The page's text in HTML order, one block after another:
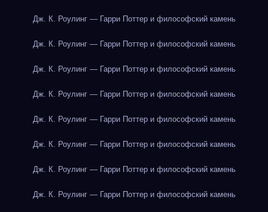
Дж. К. Роулинг — Гарри Поттер и философский камень
Дж. К. Роулинг — Гарри Поттер и философский камень
Дж. К. Роулинг — Гарри Поттер и философский камень
Дж. К. Роулинг — Гарри Поттер и философский камень
Дж. К. Роулинг — Гарри Поттер и философский камень
Дж. К. Роулинг — Гарри Поттер и философский камень
Дж. К. Роулинг — Гарри Поттер и философский камень
Дж. К. Роулинг — Гарри Поттер и философский камень